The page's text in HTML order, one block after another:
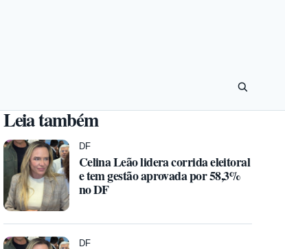
Leia também
DF
Celina Leão lidera corrida eleitoral
e tem gestão aprovada por 58,3%
no DF
DF